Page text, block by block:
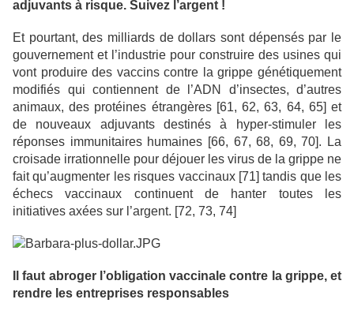
adjuvants à risque. Suivez l’argent !
Et pourtant, des milliards de dollars sont dépensés par le
gouvernement et l’industrie pour construire des usines qui
vont produire des vaccins contre la grippe génétiquement
modifiés qui contiennent de l’ADN d’insectes, d’autres
animaux, des protéines étrangères [61, 62, 63, 64, 65] et
de nouveaux adjuvants destinés à hyper-stimuler les
réponses immunitaires humaines [66, 67, 68, 69, 70]. La
croisade irrationnelle pour déjouer les virus de la grippe ne
fait qu’augmenter les risques vaccinaux [71] tandis que les
échecs vaccinaux continuent de hanter toutes les
initiatives axées sur l’argent. [72, 73, 74]
Il faut abroger l’obligation vaccinale contre la grippe, et
rendre les entreprises responsables